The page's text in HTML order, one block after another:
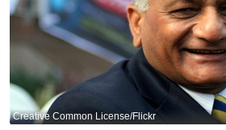
अं
र्रा
ष्ट्री
य
बि
Creative Common License/Flickr